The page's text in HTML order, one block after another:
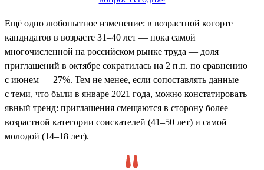
Ещё одно любопытное изменение: в возрастной когорте
кандидатов в возрасте 31–40 лет — пока самой
многочисленной на российском рынке труда — доля
приглашений в октябре сократилась на 2 п.п. по сравнению
с июнем — 27%. Тем не менее, если сопоставлять данные
с теми, что были в январе 2021 года, можно констатировать
явный тренд: приглашения смещаются в сторону более
возрастной категории соискателей (41–50 лет) и самой
молодой (14–18 лет).